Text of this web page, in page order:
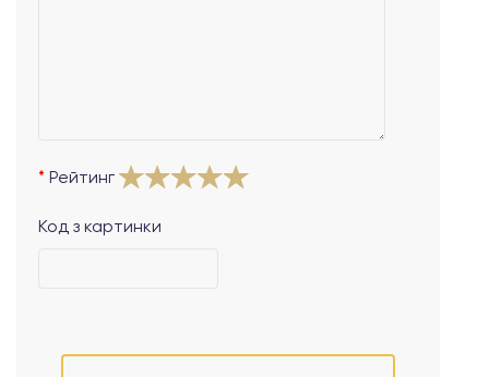
Рейтинг
Код з картинки